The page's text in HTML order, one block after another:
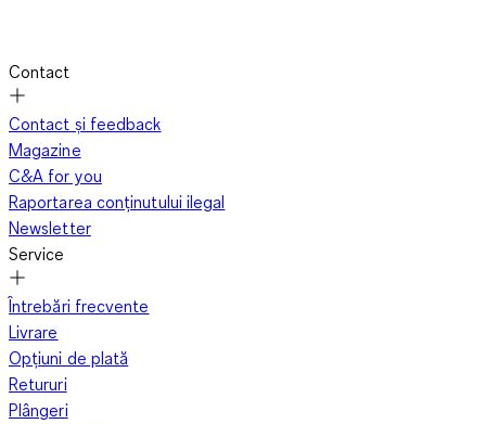
Contact
Contact și feedback
Magazine
C&A for you
Raportarea conținutului ilegal
Newsletter
Service
Întrebări frecvente
Livrare
Opțiuni de plată
Retururi
Plângeri